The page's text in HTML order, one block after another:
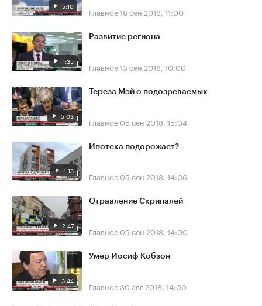
5:10 Главное18 сен 2018, 11:00
1:35
Развитие региона
Главное13 сен 2018, 10:00
5:03
Тереза Мэй о подозреваемых
Главное 05 сен 2018, 15:04
1:13
Ипотека подорожает?
Главное 05 сен 2018, 14:06
2:47
Отравление Скрипалей
Главное 05 сен 2018, 14:00
3:44
Умер Иосиф Кобзон
Главное30 авг 2018, 14:00